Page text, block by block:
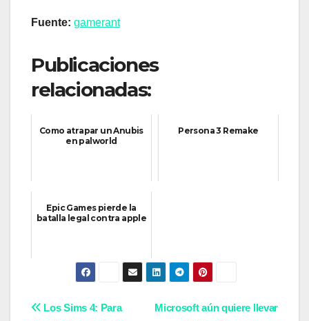
Fuente: gamerant
Publicaciones
relacionadas:
Como atrapar un Anubis
en palworld
Persona 3 Remake
Epic Games pierde la
batalla legal contra apple
Navegación
Microsoft aún quiere llevar
Los Sims 4: Para